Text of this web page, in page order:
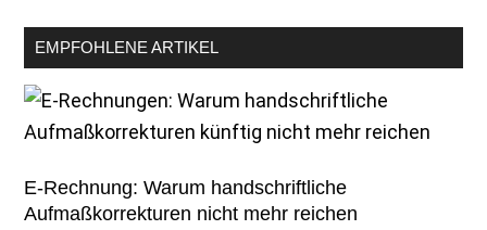
EMPFOHLENE ARTIKEL
E-Rechnung: Warum handschriftliche
Aufmaßkorrekturen nicht mehr reichen